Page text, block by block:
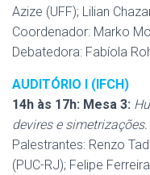
Azize (UFF); Lilian
Coordenador: Marko
Debatedora: Fabíola
AUDITÓRIO I (IFCH)
14h às 17h: Mesa 3:
devires e simetrizações.
Palestrantes: Renzo
(PUC-RJ); Felipe